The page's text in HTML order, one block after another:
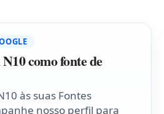
como fonte de
às suas Fontes
nosso perfil para